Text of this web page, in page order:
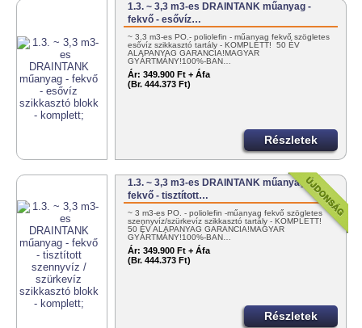
1.3. ~ 3,3 m3-es DRAINTANK műanyag -
fekvő - esővíz…
~ 3,3 m3-es PO.- poliolefin - műanyag fekvő szögletes
esővíz szikkasztó tartály - KOMPLETT! 50 ÉV
ALAPANYAG GARANCIA!MAGYAR
GYÁRTMÁNY!100%-BAN…
Ár: 349.900 Ft + Áfa
(Br. 444.373 Ft)
Részletek
1.3. ~ 3,3 m3-es DRAINTANK műanyag -
fekvő - tisztított…
~ 3 m3-es PO. - poliolefin -műanyag fekvő szögletes
szennyvíz/szürkevíz szikkasztó tartály - KOMPLETT!
50 ÉV ALAPANYAG GARANCIA!MAGYAR
GYÁRTMÁNY!100%-BAN…
Ár: 349.900 Ft + Áfa
(Br. 444.373 Ft)
Részletek